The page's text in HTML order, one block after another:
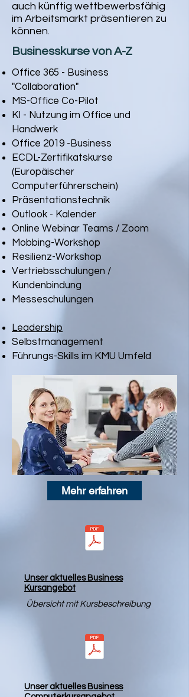
auch künftig wettbewerbsfähig
im Arbeitsmarkt präsentieren zu
können.
Businesskurse von A-Z
Office 365 - Business
"Collaboration"
MS-Office Co-Pilot
KI - Nutzung im Office und
Handwerk
Office 2019 -Business
ECDL-Zertifikatskurse
(Europäischer
Computerführerschein)
Präsentationstechnik
Outlook - Kalender
Online Webinar Teams / Zoom
Mobbing-Workshop
Resilienz-Workshop
Vertriebsschulungen /
Kundenbindung
Messeschulungen
Leadership
Selbstmanagement
Führungs-Skills im KMU Umfeld
Mehr erfahren
Unser aktuelles Business
Kursangebot
Übersicht mit Kursbeschreibung
Unser aktuelles Business